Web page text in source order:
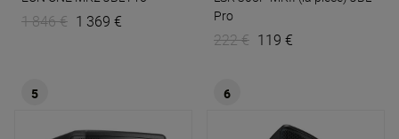
1 846 € 1 369 €
Pro
222 € 119 €
5 6